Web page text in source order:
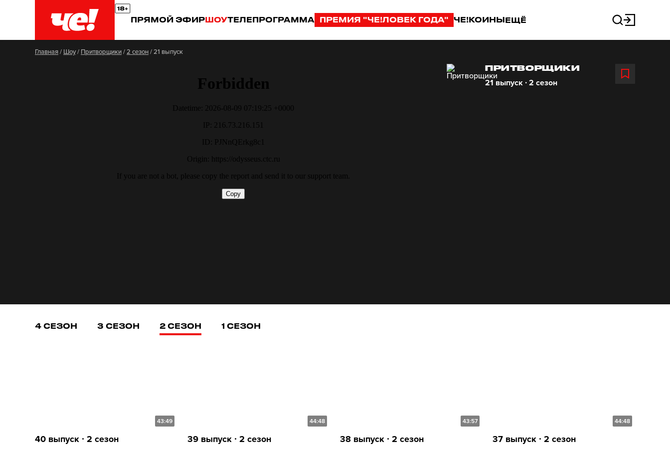
ПРЯМОЙ ЭФИРШОУТЕЛЕПРОГРАММА ПРЕМИЯ "ЧЕ!ЛОВЕК ГОДА" ЧЕ!КОИНЫЕЩЁ
Главная/ Шоу/ Притворщики/2 сезон/21 выпуск
ПРИТВОРЩИКИ
21 выпуск ∙ 2 сезон
4 СЕЗОН 3 СЕЗОН 2 СЕЗОН 1 СЕЗОН
43:49
40 выпуск ∙ 2 сезон
44:48
39 выпуск ∙ 2 сезон
43:57
38 выпуск ∙ 2 сезон
44:48
37 выпуск ∙ 2 сезон